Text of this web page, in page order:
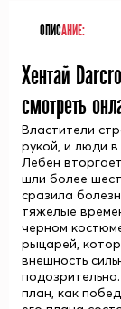
ОПИСАНИЕ:
Хентай
смотреть
Властители
рукой, и люди
Лебен
шли более
сразила
тяжелые
черном
рыцарей,
внешность
план, как